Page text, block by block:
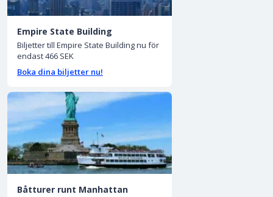
Empire State Building
Biljetter till Empire State Building nu för
endast 466 SEK
Boka dina biljetter nu!
Båtturer runt Manhattan